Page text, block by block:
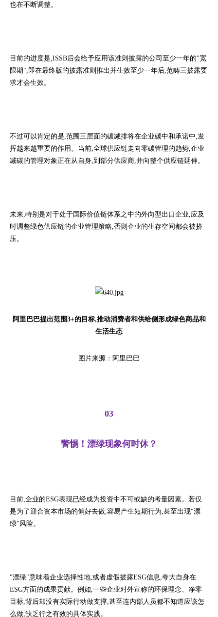
也在不断调整。
目前的进度是,ISSB后会给予应用该准则披露的公司至少一年的″宽
限期″,即在最终版的披露准则推出并生效至少一年后,范畴三披露要
求才会生效。
不过可以肯定的是,范围三层面的碳减排将在企业碳中和承诺中,发
挥越来越重要的作用。当前,全球供应链走向零碳管理的趋势,企业
减碳的管理对象正在从自身,到部分供应商,并向整个供应链延伸。
未来,特别是对于处于国际价值链体系之中的外向型出口企业,应及
时调整绿色供应链的企业管理策略,否则企业的生存空间都会被挤
压。
阿里巴巴提出范围3+的目标,推动消费者和供给侧形成绿色商品和
生活生态
图片来源：阿里巴巴
03
警惕！漂绿现象何时休？
目前,企业的ESG表现已经成为投资中不可或缺的考量因素。若仅
是为了迎合资本市场的偏好去做,容易产生短期行为,甚至出现″漂
绿″风险。
″漂绿″意味着企业选择性地,或者虚假披露ESG信息,夸大自身在
ESG方面的成果贡献。例如,一些企业对外宣称的环保理念、净零
目标,背后却没有实际行动做支撑,甚至连内部人员都不知道应该怎
么做,缺乏行之有效的具体实践。